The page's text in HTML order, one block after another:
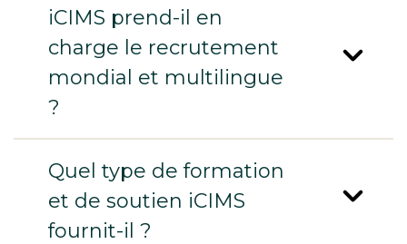
iCIMS prend-il en
charge le recrutement
mondial et multilingue
?
Quel type de formation
et de soutien iCIMS
fournit-il ?